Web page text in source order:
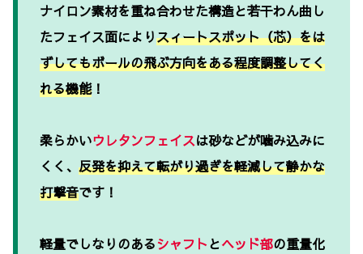
ナイロン素材を重ね合わせた構造と若干わん曲し
たフェイス面によりスィートスポット（芯）をは
ずしてもボールの飛ぶ方向をある程度調整してく
れる機能！
柔らかいウレタンフェイスは砂などが噛み込みに
くく、 反発を抑えて転がり過ぎを軽減して静かな
打撃音です！
軽量でしなりのあるシャフトとヘッド部の重量化